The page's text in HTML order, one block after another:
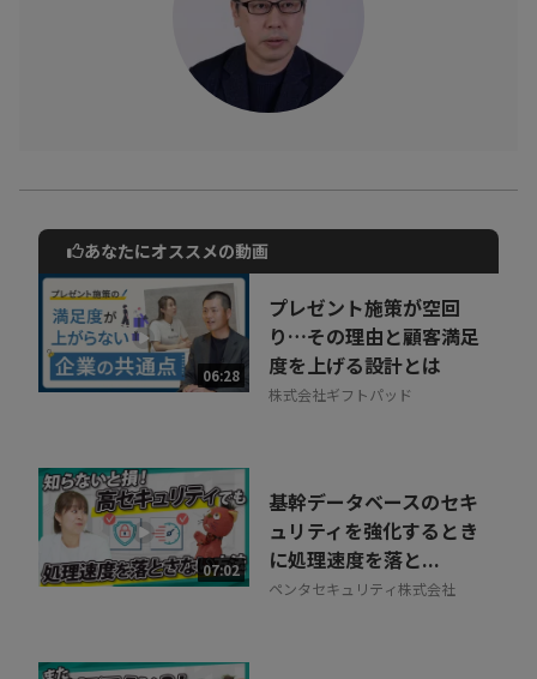
動画でご紹介しているサービスについて
お気軽にご相談・ご質問いただけます！
30秒でお申し込み可能
相談を希望する 無料
あなたにオススメの動画
06:28
プレゼント施策が空回
り…その理由と顧客満足
度を上げる設計とは
株式会社ギフトパッド
07:02
基幹データベースのセキ
ュリティを強化するとき
に処理速度を落と...
ペンタセキュリティ株式会社